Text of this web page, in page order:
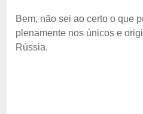
Bem, não sei ao certo o que
plenamente nos únicos e
Rússia.